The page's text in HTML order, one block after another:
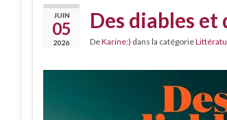
JUIN
05
2026
Des diables et
DeKarine:) dans la catégorie